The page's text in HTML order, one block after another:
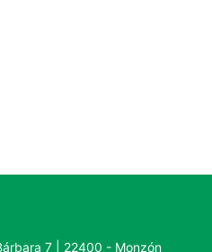
7 | 22400 - Monzón